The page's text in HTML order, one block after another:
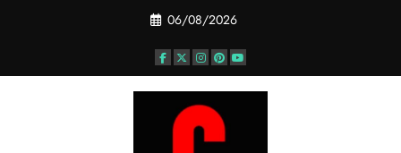
06/08/2026